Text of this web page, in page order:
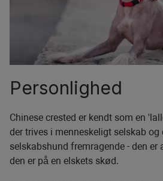
Personlighed
Chinese crested er kendt som en
der trives i menneskeligt selskab
selskabshund fremragende - den er
den er på en elskets skød.